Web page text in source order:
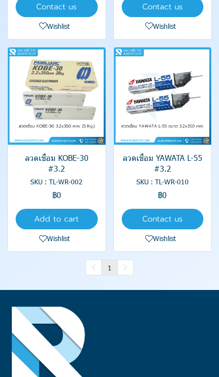
Contact us
Wishlist
Contact us
Wishlist
ลวดเชื่อม KOBE-30
#3.2
SKU : TL-WR-002
฿0
Add to cart
Wishlist
ลวดเชื่อม YAWATA L-55
#3.2
SKU : TL-WR-010
฿0
Contact us
Wishlist
1